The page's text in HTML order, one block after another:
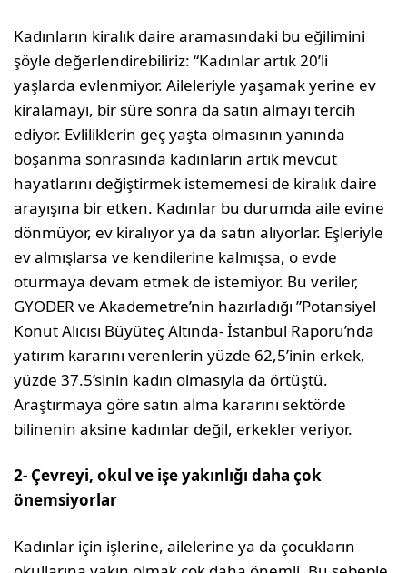
Kadınların kiralık daire aramasındaki bu eğilimini
şöyle değerlendirebiliriz: “Kadınlar artık 20’li
yaşlarda evlenmiyor. Aileleriyle yaşamak yerine ev
kiralamayı, bir süre sonra da satın almayı tercih
ediyor. Evliliklerin geç yaşta olmasının yanında
boşanma sonrasında kadınların artık mevcut
hayatlarını değiştirmek istememesi de kiralık daire
arayışına bir etken. Kadınlar bu durumda aile evine
dönmüyor, ev kiralıyor ya da satın alıyorlar. Eşleriyle
ev almışlarsa ve kendilerine kalmışsa, o evde
oturmaya devam etmek de istemiyor. Bu veriler,
GYODER ve Akademetre’nin hazırladığı ”Potansiyel
Konut Alıcısı Büyüteç Altında- İstanbul Raporu’nda
yatırım kararını verenlerin yüzde 62,5’inin erkek,
yüzde 37.5’sinin kadın olmasıyla da örtüştü.
Araştırmaya göre satın alma kararını sektörde
bilinenin aksine kadınlar değil, erkekler veriyor.
2- Çevreyi, okul ve işe yakınlığı daha çok
önemsiyorlar
Kadınlar için işlerine, ailelerine ya da çocukların